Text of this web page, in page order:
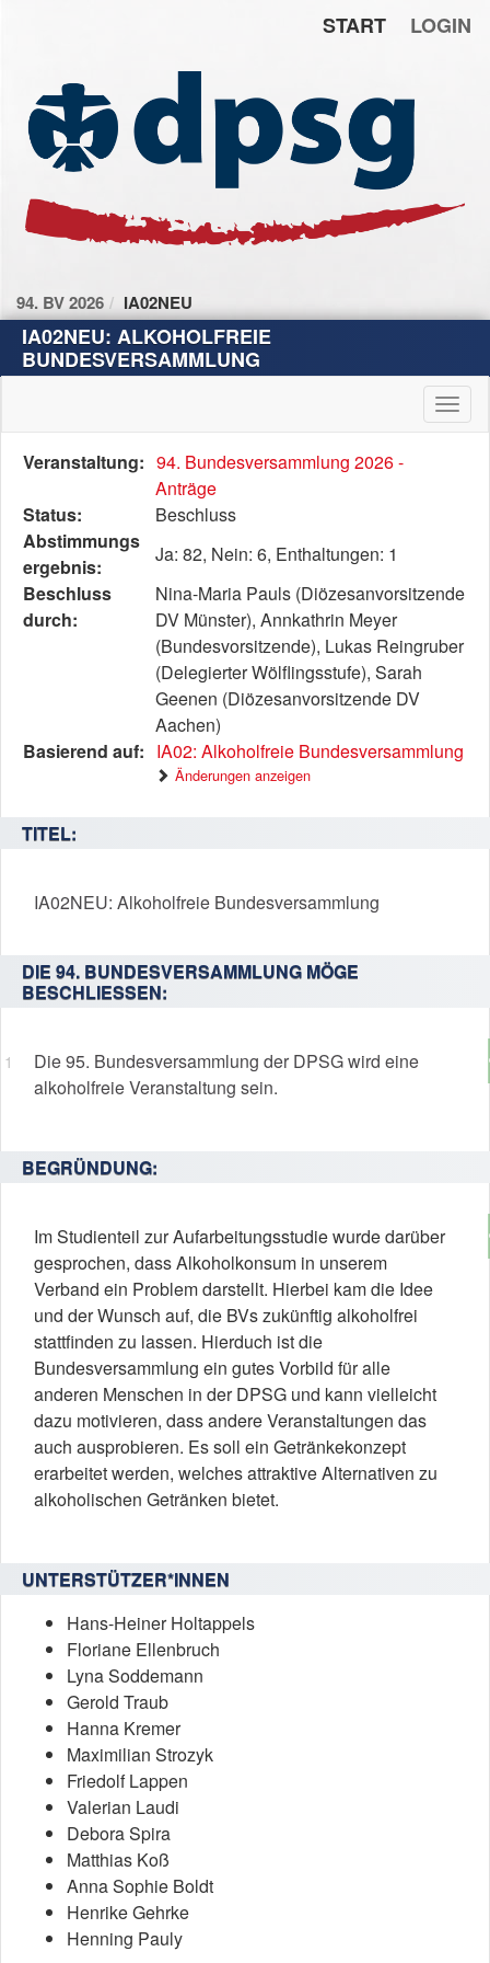
START LOGIN
Startseite
94. BV 2026 IA02NEU
IA02NEU: ALKOHOLFREIE
BUNDESVERSAMMLUNG
Diese
beschreibt
den
Status,
die
Antragstellerin
Antrag
Veranstaltung: 94. Bundesversammlung 2026 -
Anträge
Status:
Beschluss
Abstimmungs
ergebnis:
Ja: 82, Nein: 6, Enthaltungen: 1
Beschluss
durch:
Nina-Maria Pauls (Diözesanvorsitzende
DV Münster), Annkathrin Meyer
(Bundesvorsitzende), Lukas Reingruber
(Delegierter Wölflingsstufe), Sarah
Geenen (Diözesanvorsitzende DV
Aachen)
Basierend auf: IA02: Alkoholfreie Bundesversammlung
Änderungen anzeigen
TITEL:
IA02NEU: Alkoholfreie Bundesversammlung
DIE 94. BUNDESVERSAMMLUNG MÖGE
BESCHLIESSEN:
Die 95. Bundesversammlung der DPSG wird eine
alkoholfreie Veranstaltung sein.
BEGRÜNDUNG:
Im Studienteil zur Aufarbeitungsstudie wurde darüber
gesprochen, dass Alkoholkonsum in unserem
Verband ein Problem darstellt. Hierbei kam die Idee
und der Wunsch auf, die BVs zukünftig alkoholfrei
stattfinden zu lassen. Hierduch ist die
Bundesversammlung ein gutes Vorbild für alle
anderen Menschen in der DPSG und kann vielleicht
dazu motivieren, dass andere Veranstaltungen das
auch ausprobieren. Es soll ein Getränkekonzept
erarbeitet werden, welches attraktive Alternativen zu
alkoholischen Getränken bietet.
UNTERSTÜTZER*INNEN
Hans-Heiner Holtappels
Floriane Ellenbruch
Lyna Soddemann
Gerold Traub
Hanna Kremer
Maximilian Strozyk
Friedolf Lappen
Valerian Laudi
Debora Spira
Matthias Koß
Anna Sophie Boldt
Henrike Gehrke
Henning Pauly